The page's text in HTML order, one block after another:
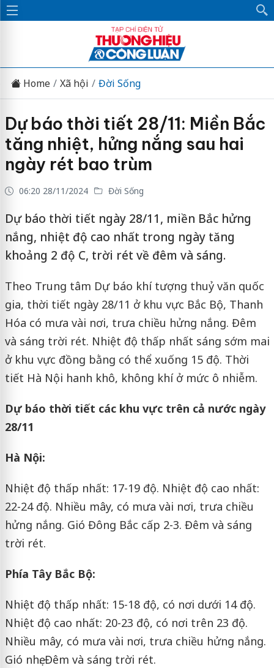
Home Xã hội Đời Sống
Dự báo thời tiết 28/11: Miền Bắc
tăng nhiệt, hửng nắng sau hai
ngày rét bao trùm
06:20 28/11/2024 Đời Sống
Dự báo thời tiết ngày 28/11, miền Bắc hửng
nắng, nhiệt độ cao nhất trong ngày tăng
khoảng 2 độ C, trời rét về đêm và sáng.
Theo Trung tâm Dự báo khí tượng thuỷ văn quốc
gia, thời tiết ngày 28/11 ở khu vực Bắc Bộ, Thanh
Hóa có mưa vài nơi, trưa chiều hửng nắng. Đêm
và sáng trời rét. Nhiệt độ thấp nhất sáng sớm mai
ở khu vực đồng bằng có thể xuống 15 độ. Thời
tiết Hà Nội hanh khô, không khí ở mức ô nhiễm.
Dự báo thời tiết các khu vực trên cả nước ngày
28/11
Hà Nội:
Nhiệt độ thấp nhất: 17-19 độ. Nhiệt độ cao nhất:
22-24 độ. Nhiều mây, có mưa vài nơi, trưa chiều
hửng nắng. Gió Đông Bắc cấp 2-3. Đêm và sáng
trời rét.
Phía Tây Bắc Bộ:
Nhiệt độ thấp nhất: 15-18 độ, có nơi dưới 14 độ.
Nhiệt độ cao nhất: 20-23 độ, có nơi trên 23 độ.
Nhiều mây, có mưa vài nơi, trưa chiều hửng nắng.
Gió nhẹ. Đêm và sáng trời rét.